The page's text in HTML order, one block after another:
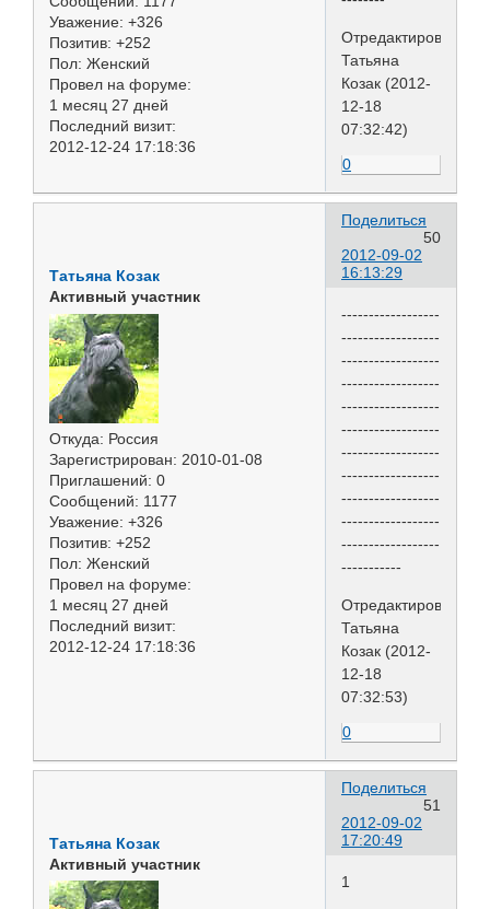
Уважение: +326
Позитив: +252
Пол: Женский
Провел на форуме:
1 месяц 27 дней
Последний визит:
2012-12-24 17:18:36
Отредактировано
Татьяна
Козак (2012-
12-18
07:32:42)
0
Поделиться
50
2012-09-02
16:13:29
Татьяна Козак
Активный участник
Откуда: Россия
Зарегистрирован: 2010-01-08
Приглашений: 0
Сообщений: 1177
Уважение: +326
Позитив: +252
Пол: Женский
Провел на форуме:
1 месяц 27 дней
Последний визит:
2012-12-24 17:18:36
------------------
------------------
------------------
------------------
------------------
------------------
------------------
------------------
------------------
------------------
------------------
-----------
Отредактировано
Татьяна
Козак (2012-
12-18
07:32:53)
0
Поделиться
51
2012-09-02
17:20:49
Татьяна Козак
Активный участник
1